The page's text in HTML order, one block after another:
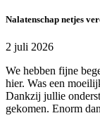
Nalatenschap netjes
2 juli 2026
We hebben fijne
hier. Was een
Dankzij jullie
gekomen. Enorm